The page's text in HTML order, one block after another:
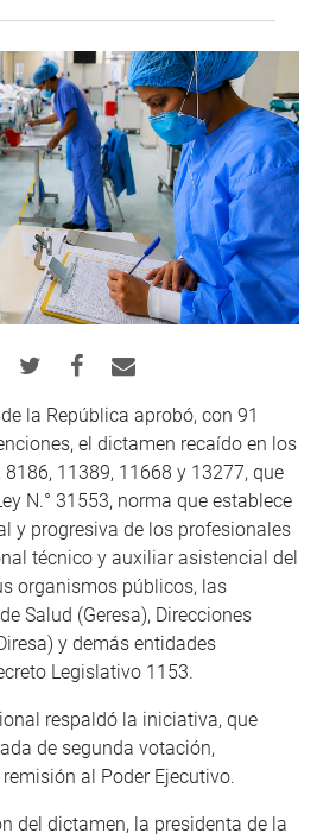
la República aprobó, con 91
el dictamen recaído en los
11389, 11668 y 13277, que
N.° 31553, norma que establece
y progresiva de los profesionales
técnico y auxiliar asistencial del
organismos públicos, las
Salud (Geresa), Direcciones
y demás entidades
Legislativo 1153.
respaldó la iniciativa, que
de segunda votación,
al Poder Ejecutivo.
del dictamen, la presidenta de la